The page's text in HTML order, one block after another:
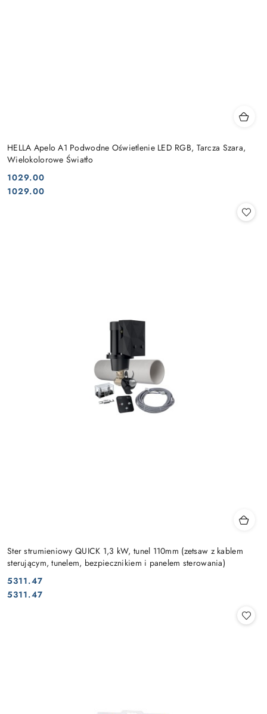
HELLA Apelo A1 Podwodne Oświetlenie LED RGB, Tarcza Szara,
Wielokolorowe Światło
Cena:
1029.00
Cena:
1029.00
Ster strumieniowy QUICK 1,3 kW, tunel 110mm (zetsaw z kablem
sterującym, tunelem, bezpiecznikiem i panelem sterowania)
Cena:
5311.47
Cena:
5311.47